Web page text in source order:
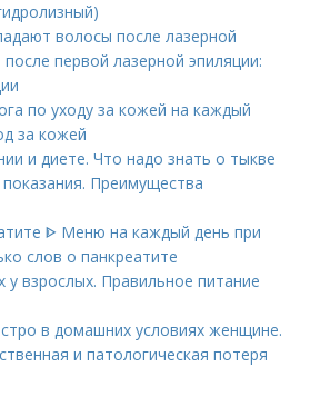
волосы после лазерной
первой лазерной эпиляции:
по уходу за кожей на каждый
за кожей
и диете. Что надо знать о тыкве
Преимущества
ᐈ Меню на каждый день при
слов о панкреатите
у взрослых. Правильное питание
в домашних условиях женщине.
и патологическая потеря